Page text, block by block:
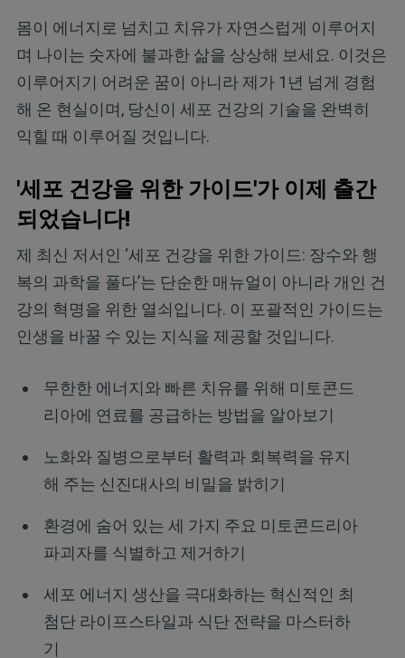
몸이 에너지로 넘치고 치유가 자연스럽게 이루어지
며 나이는 숫자에 불과한 삶을 상상해 보세요. 이것은
이루어지기 어려운 꿈이 아니라 제가 1년 넘게 경험
해 온 현실이며, 당신이 세포 건강의 기술을 완벽히
익힐 때 이루어질 것입니다.
'세포 건강을 위한 가이드'가 이제 출간
되었습니다!
제 최신 저서인 ‘세포 건강을 위한 가이드: 장수와 행
복의 과학을 풀다’는 단순한 매뉴얼이 아니라 개인 건
강의 혁명을 위한 열쇠입니다. 이 포괄적인 가이드는
인생을 바꿀 수 있는 지식을 제공할 것입니다.
무한한 에너지와 빠른 치유를 위해 미토콘드
리아에 연료를 공급하는 방법을 알아보기
노화와 질병으로부터 활력과 회복력을 유지
해 주는 신진대사의 비밀을 밝히기
환경에 숨어 있는 세 가지 주요 미토콘드리아
파괴자를 식별하고 제거하기
세포 에너지 생산을 극대화하는 혁신적인 최
첨단 라이프스타일과 식단 전략을 마스터하
기